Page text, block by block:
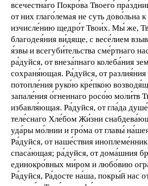
всечестна́го Покро́ва Твоего́
от них глаго́лемая не суть дово́льна
изчисле́нию щедро́т Твои́х. Мы́ же,
благодея́ния ви́дяще, с весе́лием
я́звы и всегуби́тельства сме́ртнаго
ра́дуйся, от внеза́пнаго колеба́ния
сохраня́ющая. Ра́дуйся, от разлия́ния
потопле́ния руко́ю кре́пкою
запале́ния о́гненнаго росо́ю моли́тв
избавля́ющая. Ра́дуйся, от гла́да
теле́снаго Хле́бом Жи́зни
уда́ры мо́лнии и гро́ма от главы́
Ра́дуйся, от наше́ствия
спаса́ющая; ра́дуйся, от дома́шния
единокро́вных ми́ром и любо́вию
Ра́дуйся, Ра́досте на́ша, покры́й нас